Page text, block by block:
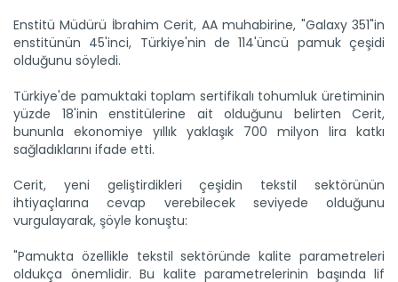
Enstitü Müdürü İbrahim Cerit, AA muhabirine, "Galaxy 351"in
enstitünün 45'inci, Türkiye'nin de 114'üncü pamuk çeşidi
olduğunu söyledi.
Türkiye'de pamuktaki toplam sertifikalı tohumluk üretiminin
yüzde 18'inin enstitülerine ait olduğunu belirten Cerit,
bununla ekonomiye yıllık yaklaşık 700 milyon lira katkı
sağladıklarını ifade etti.
Cerit, yeni geliştirdikleri çeşidin tekstil sektörünün
ihtiyaçlarına cevap verebilecek seviyede olduğunu
vurgulayarak, şöyle konuştu:
"Pamukta özellikle tekstil sektöründe kalite parametreleri
oldukça önemlidir. Bu kalite parametrelerinin başında lif